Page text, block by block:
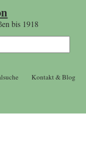
bis 1918
Kontakt & Blog